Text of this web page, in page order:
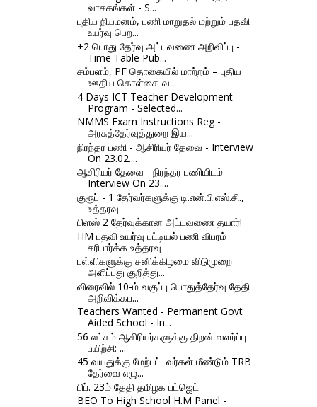
வாசகங்கள் - S...
புதிய நியமனம், பணி மாறுதல் மற்றும் பதவி
உயர்வு பெற...
+2 பொது தேர்வு அட்டவணை அறிவிப்பு -
Time Table Pub...
சம்பளம், PF தொகையில் மாற்றம் – புதிய
ஊதிய கொள்கை வ...
4 Days ICT Teacher Development
Program - Selected...
NMMS Exam Instructions Reg -
அரசுத்தேர்வுத்துறை இய...
நிரந்தர பணி - ஆசிரியர் தேவை - Interview
On 23.02....
ஆசிரியர் தேவை - நிரந்தர பணியிடம்-
Interview On 23....
குரூப் - 1 தேர்வர்களுக்கு டி.என்.பி.எஸ்.சி.,
உத்தரவு
பிளஸ் 2 தேர்வுக்கான அட்டவணை தயார்!
HM பதவி உயர்வு பட்டியல் பணி விபரம்
சரிபார்க்க உத்தரவு
பள்ளிகளுக்கு சனிக்கிழமை விடுமுறை
அளிப்பது குறித்து...
விரைவில் 10-ம் வகுப்பு பொதுத்தேர்வு தேதி
அறிவிக்கப...
Teachers Wanted - Permanent Govt
Aided School - In...
56 லட்சம் ஆசிரியர்களுக்கு திறன் வளர்ப்பு
பயிற்சி: ...
45 வயதுக்கு மேற்பட்டவர்கள் மீண்டும் TRB
தேர்வை எழு...
பிப். 23ம் தேதி தமிழக பட்ஜெட்
BEO To High School H.M Panel -